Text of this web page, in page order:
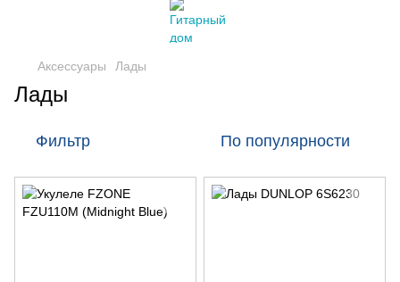
Аксессуары Лады
Лады
Фильтр По популярности